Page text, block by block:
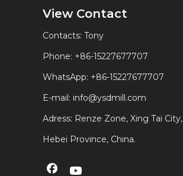
View Contact
Contacts: Tony
Phone: +86-15227677707
WhatsApp: +86-15227677707
E-mail: info@ysdmill.com
Adress: Renze Zone, Xing Tai City,
Hebei Province, China.